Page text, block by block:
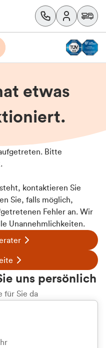
etwas
Bitte
kontaktieren Sie
Sie, falls möglich,
Fehler an. Wir
Unannehmlichkeiten.
uns persönlich
für Sie da